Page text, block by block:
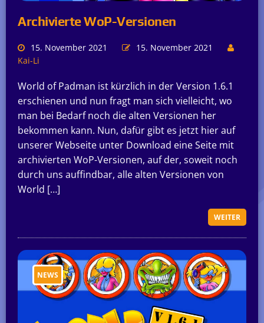
Archivierte WoP-Versionen
15. November 2021
15. November 2021
Kai-Li
World of Padman ist kürzlich in der Version 1.6.1
erschienen und nun fragt man sich vielleicht, wo
man bei Bedarf noch die alten Versionen her
bekommen kann. Nun, dafür gibt es jetzt hier auf
unserer Webseite unter Download eine Seite mit
archivierten WoP-Versionen, auf der, soweit noch
durch uns auffindbar, alle alten Versionen von
World […]
WEITER
NEWS